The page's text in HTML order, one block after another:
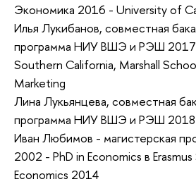
Экономика 2016 - University of
Илья Лукибанов, совместная
программа НИУ ВШЭ и РЭШ
Southern California, Marshall
Marketing
Лина Лукьянцева, совместная
программа НИУ ВШЭ и РЭШ 2018
Иван Любимов - магистерская
2002 - PhD in Economics в
Economics 2014